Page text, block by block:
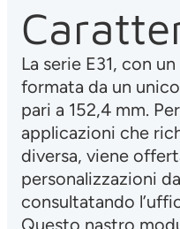
La serie E31, con
formata da un
pari a 152,4 mm.
applicazioni che
diversa, viene
personalizzazioni
consultatando
Questo nastro